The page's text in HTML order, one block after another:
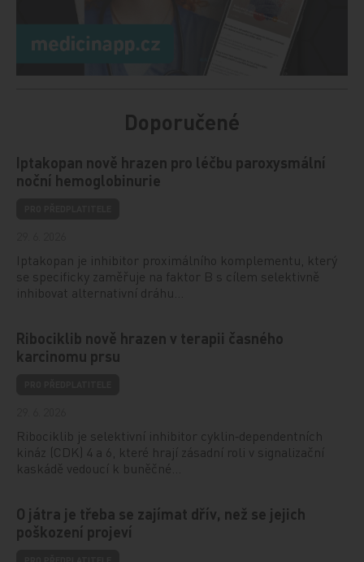
Doporučené
Iptakopan nově hrazen pro léčbu paroxysmální
noční hemoglobinurie
Iptakopan je inhibitor proximálního komplementu, který
se specificky zaměřuje na faktor B s cílem selektivně
inhibovat alternativní dráhu…
Ribociklib nově hrazen v terapii časného
karcinomu prsu
Ribociklib je selektivní inhibitor cyklin‑dependentních
kináz (CDK) 4 a 6, které hrají zásadní roli v signalizační
kaskádě vedoucí k buněčné…
O játra je třeba se zajímat dřív, než se jejich
poškození projeví